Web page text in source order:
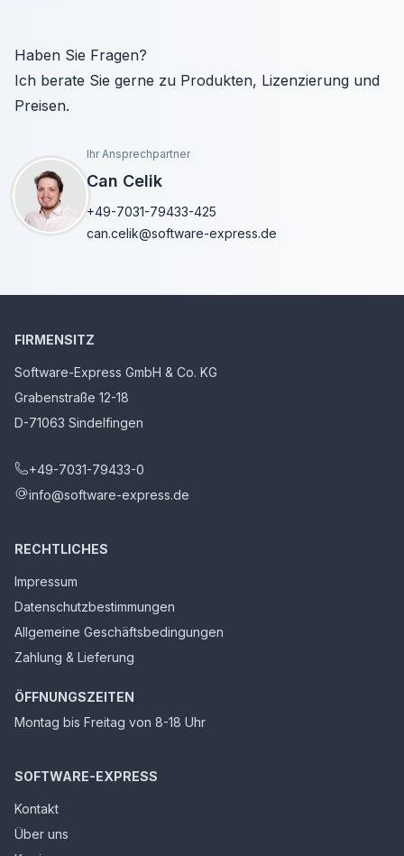
Haben Sie Fragen?
Ich berate Sie gerne zu Produkten, Lizenzierung und
Preisen.
Ihr Ansprechpartner
Can Celik
+49-7031-79433-425
can.celik@software-express.de
FIRMENSITZ
Software-Express GmbH & Co. KG
Grabenstraße 12-18
D-71063 Sindelfingen
+49-7031-79433-0
info@software-express.de
RECHTLICHES
Impressum
Datenschutzbestimmungen
Allgemeine Geschäftsbedingungen
Zahlung & Lieferung
ÖFFNUNGSZEITEN
Montag bis Freitag von 8-18 Uhr
SOFTWARE-EXPRESS
Kontakt
Über uns